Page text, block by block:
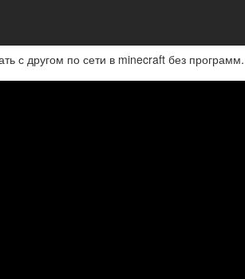
с другом по сети в minecraft без